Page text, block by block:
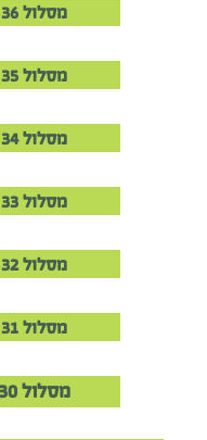
מסלול 36
מסלול 35
מסלול 34
מסלול 33
מסלול 32
מסלול 31
מסלול 30